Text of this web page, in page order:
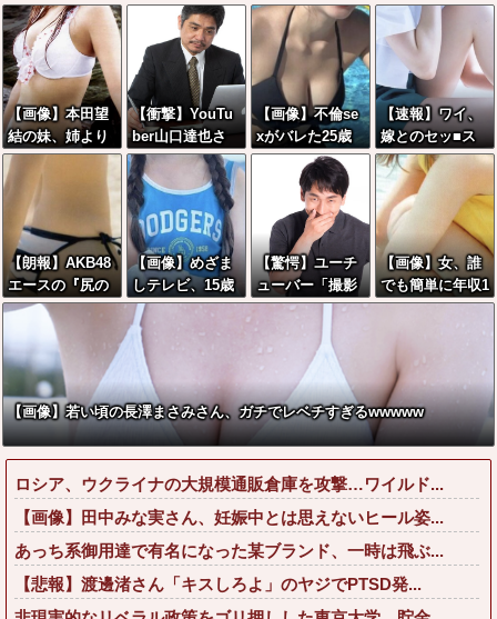
【画像】本田望
結の妹、姉より
暴力的なお乳を
してしまうwww
www
【衝撃】YouTu
ber山口達也さ
ん、チェンソー
で竹を切るだけ
で600万再生を
突破してしまう
←正直、こう言
うのでいいんだ
よなw w w w w
w w w
【画像】不倫se
xがバレた25歳
のグラドルのボ
ディwwwwwww
【速報】ワイ、
嫁とのセッ■ス
が終了したけど
質問ある？
【朗報】AKB48
エースの『尻の
割れ目』セ■ク
スすぎんだろww
www
【画像】めざま
しテレビ、15歳
の生足を写した
結果wwwww
【驚愕】ユーチ
ューバー「撮影
で使うから、こ
もぜ～んぶ経費
でタダ！ｗ」←
まさかコレ本気
にしてる奴なん
ておらんよな？
よな？w w w w
w w w w w w w
【画像】女、誰
でも簡単に年収1
000万円が達成
【画像】若い頃の長澤まさみさん、ガチでレベチすぎるwwwww
ロシア、ウクライナの大規模通販倉庫を攻撃…ワイルド...
【画像】田中みな実さん、妊娠中とは思えないヒール姿...
あっち系御用達で有名になった某ブランド、一時は飛ぶ...
【悲報】渡邊渚さん「キスしろよ」のヤジでPTSD発...